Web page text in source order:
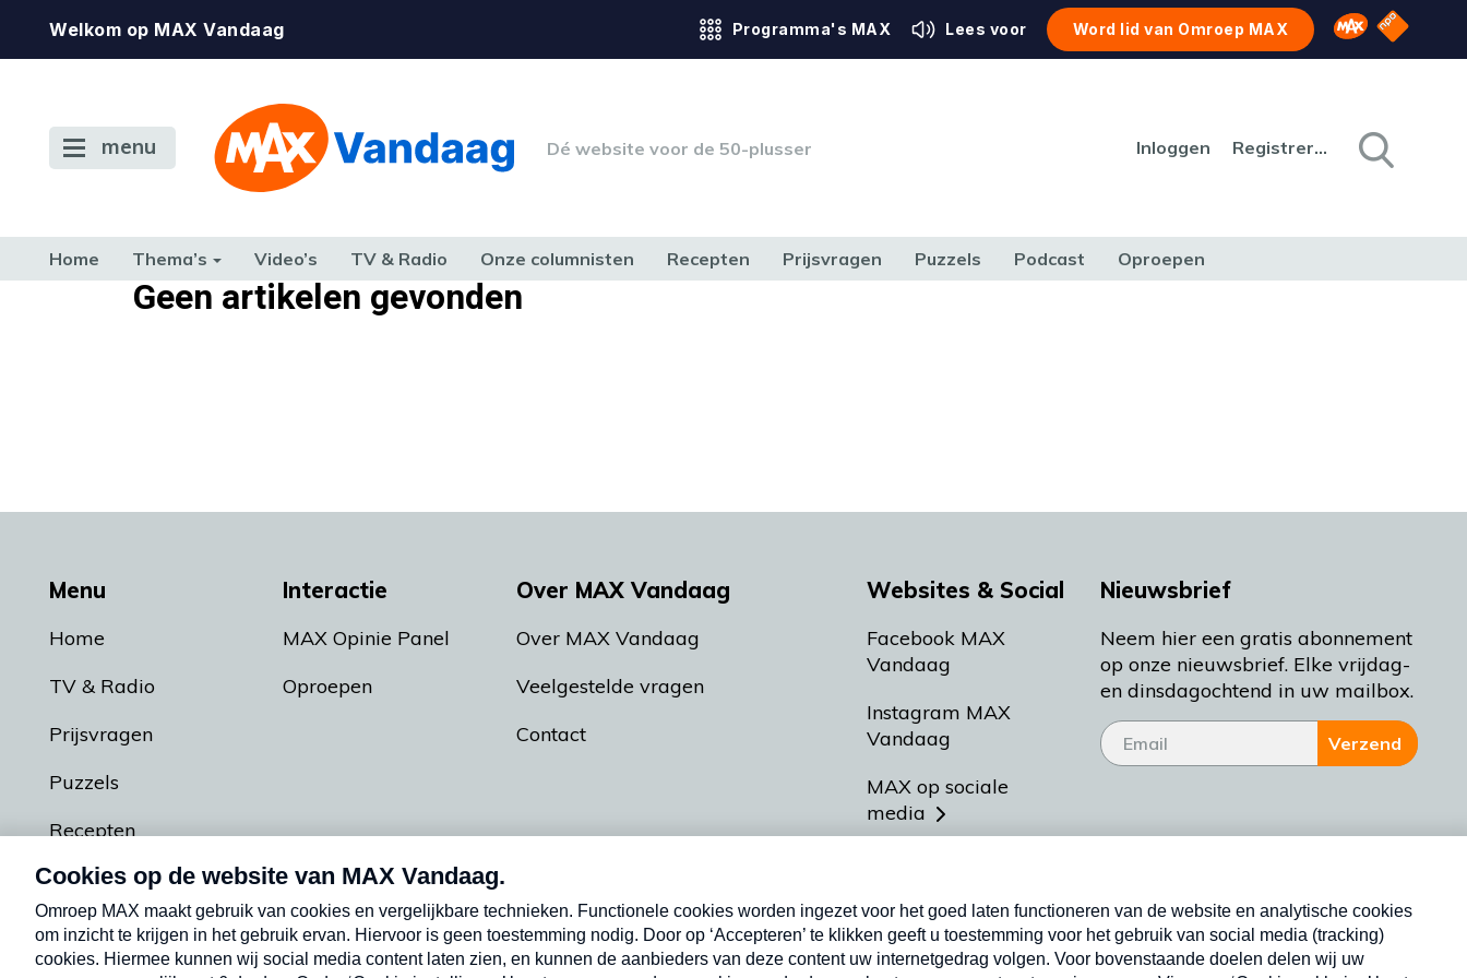
Welkom op MAX Vandaag Programma's MAX Lees voor Word lid van Omroep MAX Omroep MAX
NPO
menu Dé website voor de 50-plusser Inloggen Registreren
Home Thema’s Video’s TV & Radio Onze columnisten Recepten Prijsvragen Puzzels Podcast Oproepen
CONSUMENT ETEN & DRINKEN FAMILIE & RELATIE GELD, WERK & RECHT
Geen artikelen gevonden
Menu
Home
TV & Radio
Prijsvragen
Puzzels
Recepten
Podcasts
Interactie
MAX Opinie Panel
Oproepen
Over MAX Vandaag
Over MAX Vandaag
Veelgestelde vragen
Contact
Websites & Social
Facebook MAX
Vandaag
Instagram MAX
Vandaag
MAX op sociale
media
Meldpunt Actueel
Heel Holland Bakt
Nieuwsbrief
Neem hier een gratis abonnement
op onze nieuwsbrief. Elke vrijdag-
en dinsdagochtend in uw mailbox.
Verzend
Nieuwsbrief